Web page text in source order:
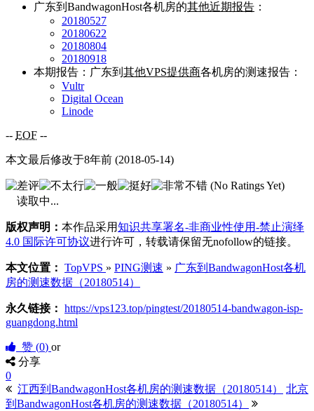
广东到BandwagonHost各机房的其他近期报告 ：
20180527
20180622
20180804
20180918
本期报告：广东到 其他VPS提供商各机房的测速报告：
Vultr
Digital Ocean
Linode
-- EOF --
本文最后修改于8年前 (2018-05-14)
(No Ratings Yet)
读取中...
版权声明： 本作品采用知识共享署名-非商业性使用-禁止演绎
4.0 国际许可协议进行许可，转载请保留无nofollow的链接。
本文位置： TopVPS » PING测速 » 广东到BandwagonHost各机
房的测速数据（20180514）
永久链接： https://vps123.top/pingtest/20180514-bandwagon-isp-
guangdong.html
赞 (0) or
分享
0
江西到BandwagonHost各机房的测速数据（20180514）
北京
到BandwagonHost各机房的测速数据（20180514）